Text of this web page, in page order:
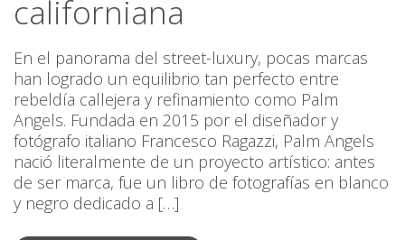
californiana
En el panorama del street-luxury, pocas marcas
han logrado un equilibrio tan perfecto entre
rebeldía callejera y refinamiento como Palm
Angels. Fundada en 2015 por el diseñador y
fotógrafo italiano Francesco Ragazzi, Palm Angels
nació literalmente de un proyecto artístico: antes
de ser marca, fue un libro de fotografías en blanco
y negro dedicado a […]